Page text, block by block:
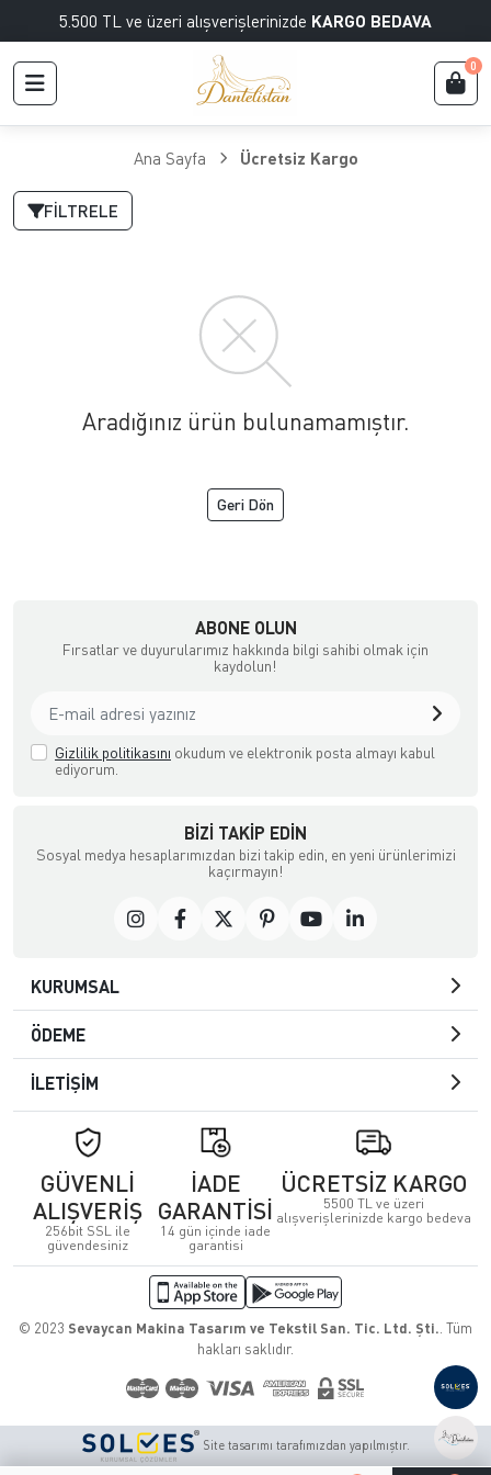
5.500 TL ve üzeri alışverişlerinizde KARGO BEDAVA
0
Ana Sayfa Ücretsiz Kargo
FILTRELE
Aradığınız ürün bulunamamıştır.
Geri Dön
ABONE OLUN
Fırsatlar ve duyurularımız hakkında bilgi sahibi olmak için
kaydolun!
Gizlilik politikasını okudum ve elektronik posta almayı kabul
ediyorum.
BIZI TAKIP EDIN
Sosyal medya hesaplarımızdan bizi takip edin, en yeni ürünlerimizi
kaçırmayın!
KURUMSAL
ÖDEME
İLETİŞİM
GÜVENLİ
ALIŞVERİŞ
256bit SSL ile
güvendesiniz
İADE
GARANTİSİ
14 gün içinde iade
garantisi
ÜCRETSİZ KARGO
5500 TL ve üzeri
alışverişlerinizde kargo bedeva
© 2023 Sevaycan Makina Tasarım ve Tekstil San. Tic. Ltd. Şti. . Tüm
hakları saklıdır.
Site tasarımı tarafımızdan yapılmıştır.